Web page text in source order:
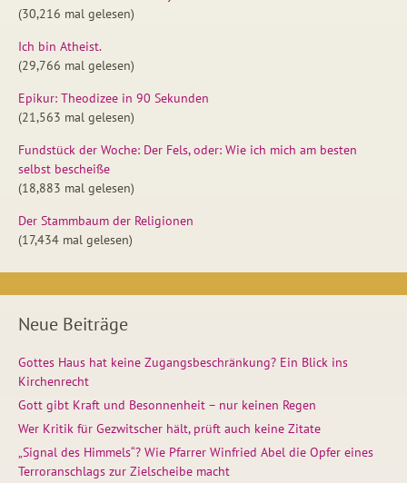
(30,216 mal gelesen)
Ich bin Atheist.
(29,766 mal gelesen)
Epikur: Theodizee in 90 Sekunden
(21,563 mal gelesen)
Fundstück der Woche: Der Fels, oder: Wie ich mich am besten
selbst bescheiße
(18,883 mal gelesen)
Der Stammbaum der Religionen
(17,434 mal gelesen)
Neue Beiträge
Gottes Haus hat keine Zugangsbeschränkung? Ein Blick ins
Kirchenrecht
Gott gibt Kraft und Besonnenheit – nur keinen Regen
Wer Kritik für Gezwitscher hält, prüft auch keine Zitate
„Signal des Himmels“? Wie Pfarrer Winfried Abel die Opfer eines
Terroranschlags zur Zielscheibe macht